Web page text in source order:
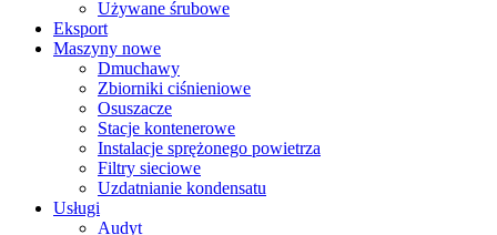
Używane śrubowe
Eksport
Maszyny nowe
Dmuchawy
Zbiorniki ciśnieniowe
Osuszacze
Stacje kontenerowe
Instalacje sprężonego powietrza
Filtry sieciowe
Uzdatnianie kondensatu
Usługi
Audyt